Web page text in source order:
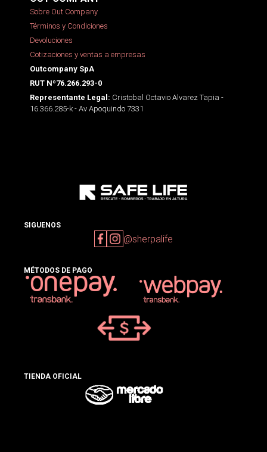
Sobre Out Company
Términos y Condiciones
Devoluciones
Cotizaciones y ventas a empresas
Outcompany SpA
RUT Nº76.266.293-0
Representante Legal: Cristobal Octavio Alvarez Tapia -
16.366.285-k - Av Apoquindo 7331
SIGUENOS
@sherpalife
MÉTODOS DE PAGO
TIENDA OFICIAL